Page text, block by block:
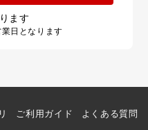
ます
日となります
ご利用ガイド よくある質問